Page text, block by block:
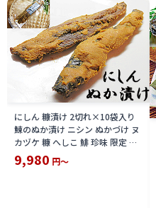
にしん 糠漬け 2切れ×10袋入り
鰊のぬか漬け ニシン ぬかづけ ヌ
カヅケ 糠 へしこ 鯡 珍味 限定 楽
天 通販 価格 特価 販売 お土産
9,980 円～